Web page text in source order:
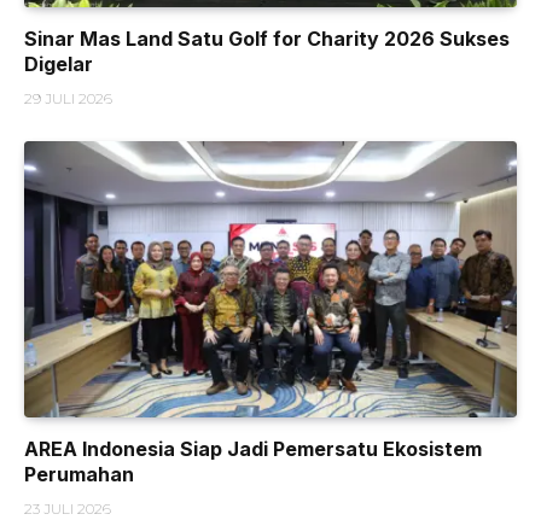
Sinar Mas Land Satu Golf for Charity 2026 Sukses
Digelar
29 JULI 2026
AREA Indonesia Siap Jadi Pemersatu Ekosistem
Perumahan
23 JULI 2026